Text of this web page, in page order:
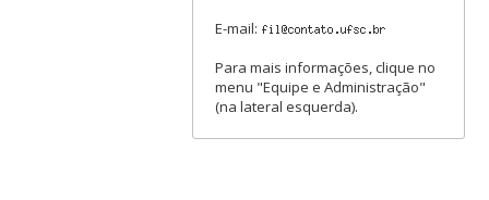
E-mail:
Para mais informações, clique no
menu "Equipe e Administração"
(na lateral esquerda).